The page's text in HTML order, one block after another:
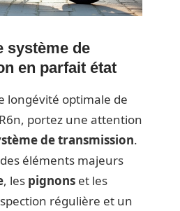
système de
en parfait état
longévité optimale de
portez une attention
de transmission.
éléments majeurs
, les pignons et les
régulière et un